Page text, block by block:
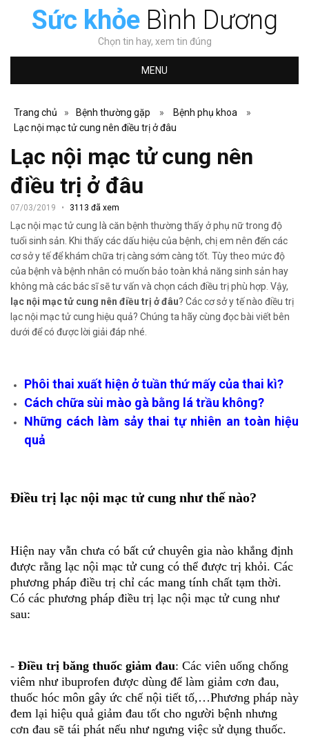
Sức khỏeBình Dương
Chọn tin hay, xem tin đúng
MENU
Trang chủ » Bệnh thường gặp » Bệnh phụ khoa
»
Lạc nội mạc tử cung nên điều trị ở đâu
Lạc nội mạc tử cung nên
điều trị ở đâu
07/03/2019 3113 đã xem
Lạc nội mạc tử cung là căn bệnh thường thấy ở phụ nữ trong độ
tuổi sinh sản. Khi thấy các dấu hiệu của bệnh, chị em nên đến các
cơ sở y tế để khám chữa trị càng sớm càng tốt. Tùy theo mức độ
của bệnh và bệnh nhân có muốn bảo toàn khả năng sinh sản hay
không mà các bác sĩ sẽ tư vấn và chọn cách điều trị phù hợp. Vậy,
lạc nội mạc tử cung nên điều trị ở đâu? Các cơ sở y tế nào điều trị
lạc nội mạc tử cung hiệu quả? Chúng ta hãy cùng đọc bài viết bên
dưới để có được lời giải đáp nhé.
Phôi thai xuất hiện ở tuần thứ mấy của thai kì?
Cách chữa sùi mào gà bằng lá trầu không?
Những cách làm sảy thai tự nhiên an toàn hiệu
quả
Điều trị lạc nội mạc tử cung như thế nào?
Hiện nay vẫn chưa có bất cứ chuyên gia nào khắng định
được rằng lạc nội mạc tử cung có thể được trị khỏi. Các
phương pháp điều trị chỉ các mang tính chất tạm thời.
Có các phương pháp điều trị lạc nội mạc tử cung như
sau:
- Điều trị băng thuốc giảm đau: Các viên uống chống
viêm như ibuprofen được dùng để làm giảm cơn đau,
thuốc hóc môn gây ức chế nội tiết tố,…Phương pháp này
đem lại hiệu quả giảm đau tốt cho người bệnh nhưng
cơn đau sẽ tái phát nếu như ngưng việc sử dụng thuốc.